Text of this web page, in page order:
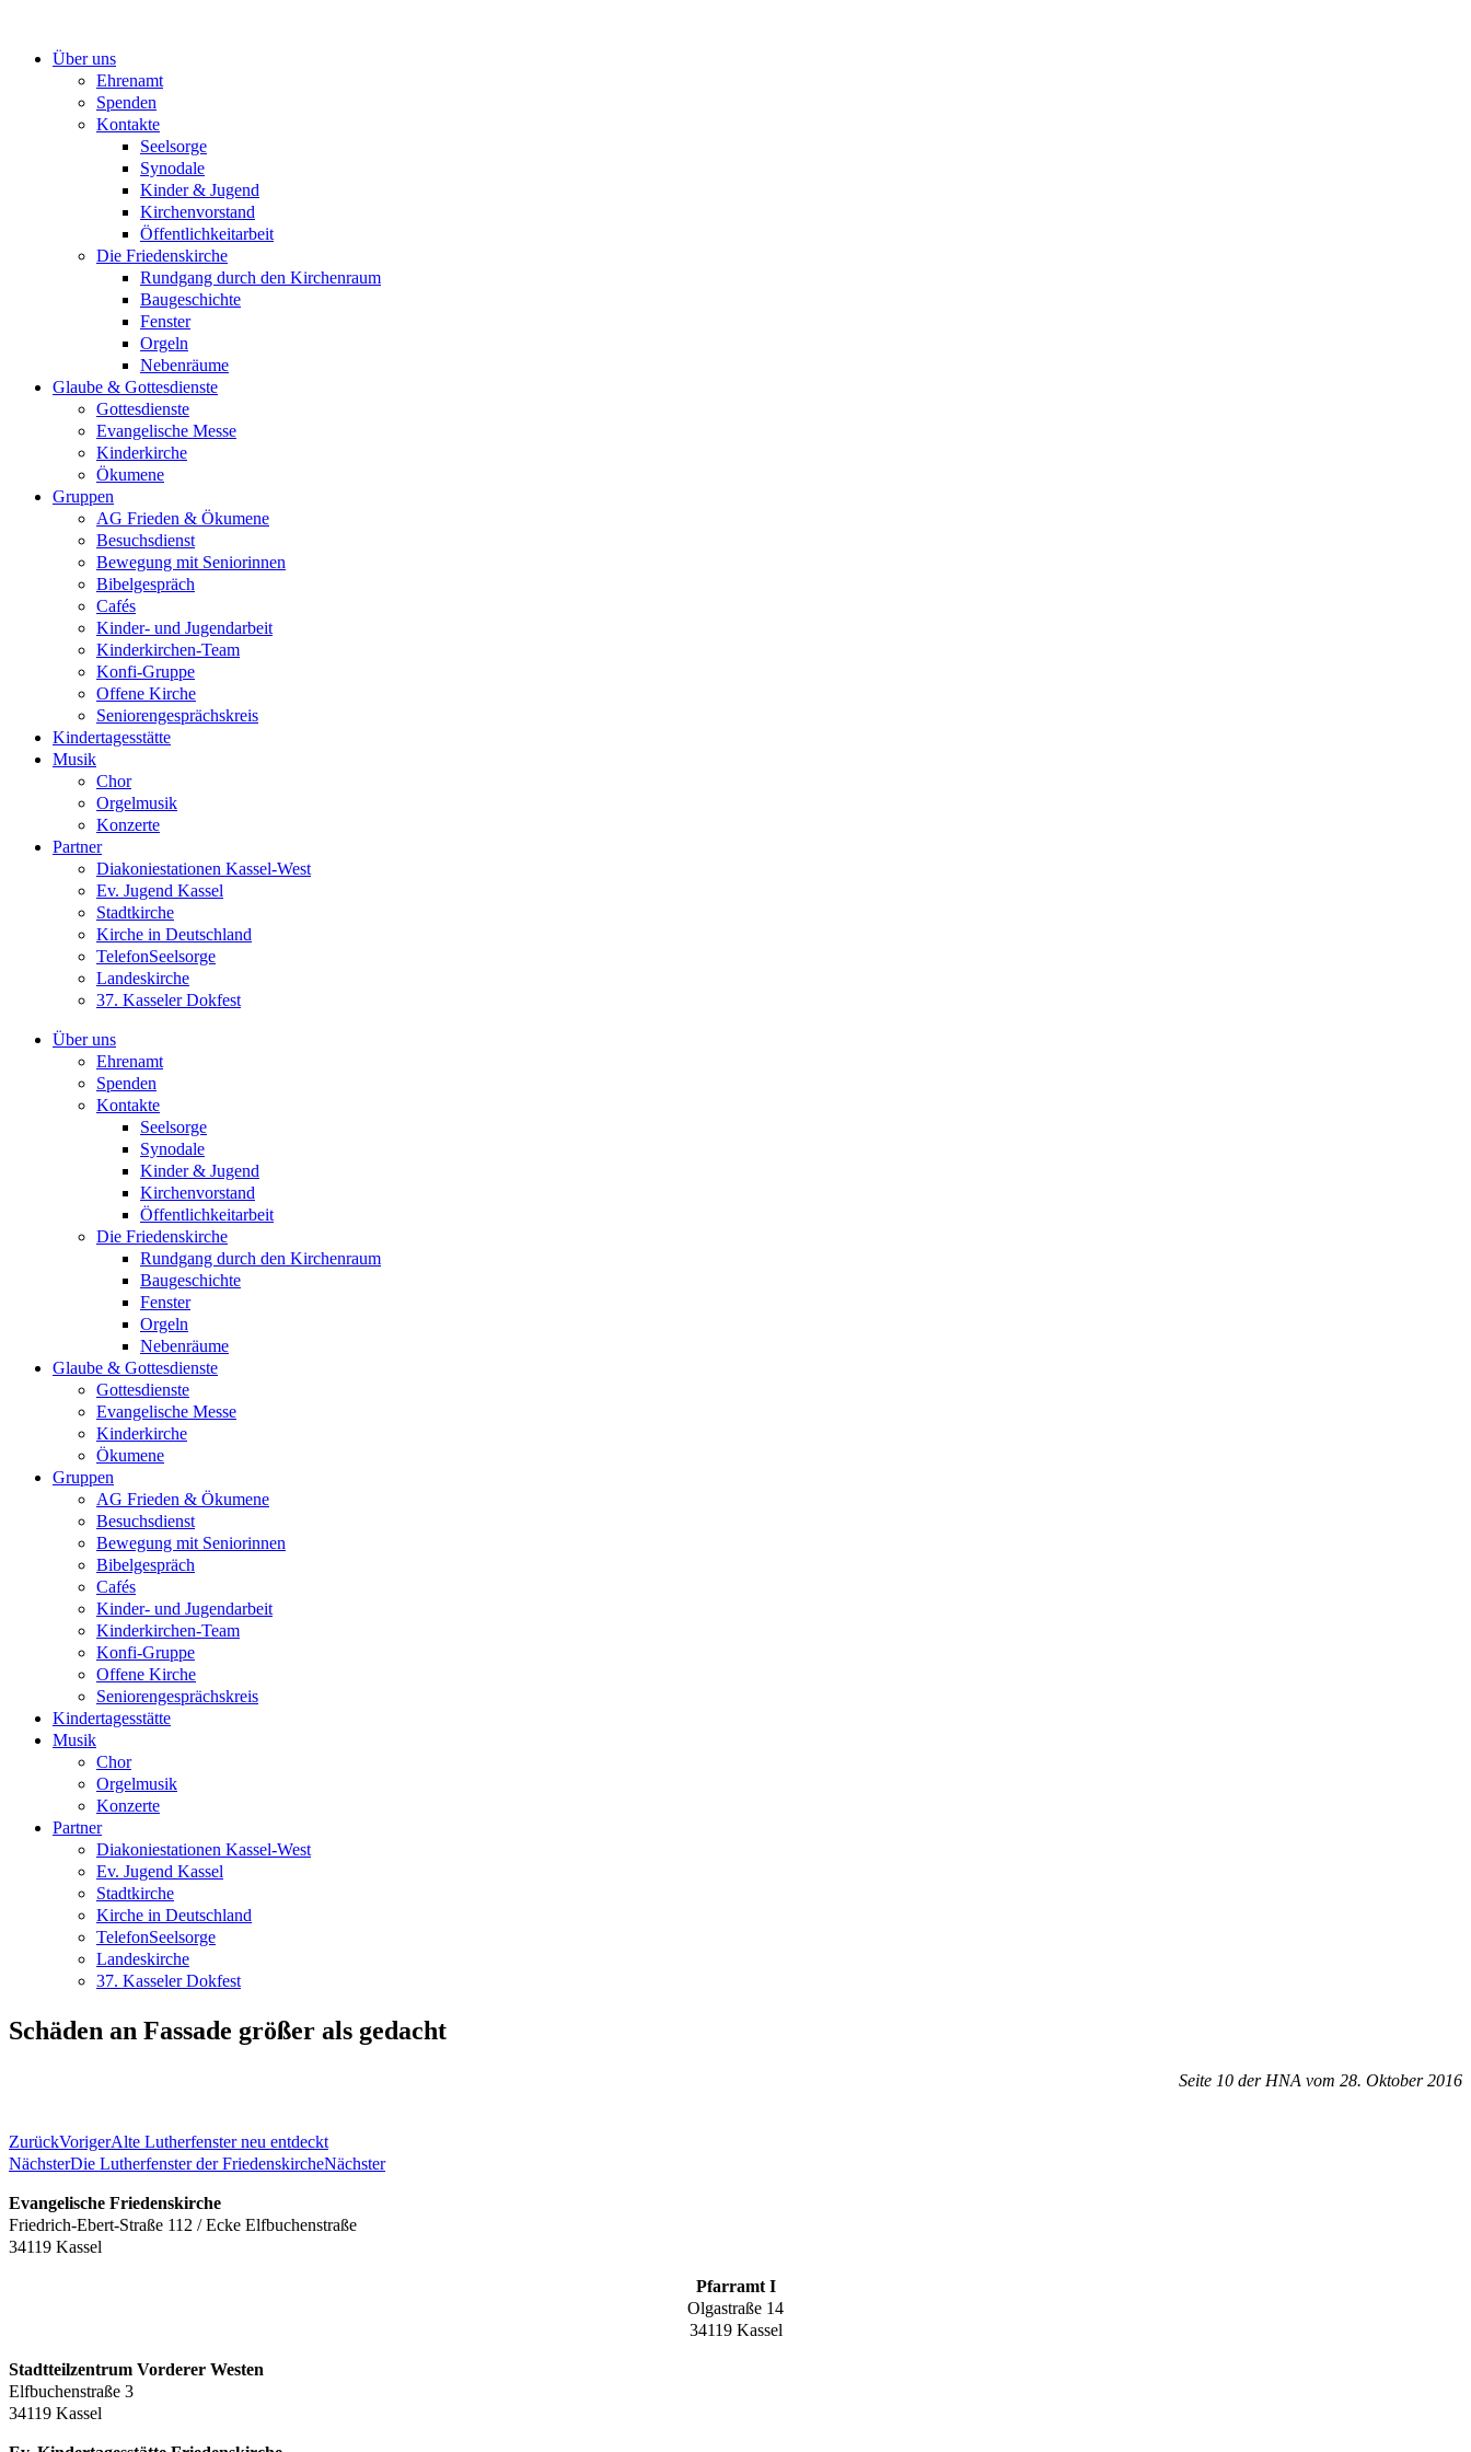
springenÜber uns
Ehrenamt
Spenden
Kontakte
Seelsorge
Synodale
Kinder & Jugend
Kirchenvorstand
Öffentlichkeitarbeit
Die Friedenskirche
Rundgang durch den Kirchenraum
Baugeschichte
Fenster
Orgeln
Nebenräume
Glaube & Gottesdienste
Gottesdienste
Evangelische Messe
Kinderkirche
Ökumene
Gruppen
AG Frieden & Ökumene
Besuchsdienst
Bewegung mit Seniorinnen
Bibelgespräch
Cafés
Kinder- und Jugendarbeit
Kinderkirchen-Team
Konfi-Gruppe
Offene Kirche
Seniorengesprächskreis
Kindertagesstätte
Musik
Chor
Orgelmusik
Konzerte
Partner
Diakoniestationen Kassel-West
Ev. Jugend Kassel
Stadtkirche
Kirche in Deutschland
TelefonSeelsorge
Landeskirche
37. Kasseler Dokfest
Über uns
Ehrenamt
Spenden
Kontakte
Seelsorge
Synodale
Kinder & Jugend
Kirchenvorstand
Öffentlichkeitarbeit
Die Friedenskirche
Rundgang durch den Kirchenraum
Baugeschichte
Fenster
Orgeln
Nebenräume
Glaube & Gottesdienste
Gottesdienste
Evangelische Messe
Kinderkirche
Ökumene
Gruppen
AG Frieden & Ökumene
Besuchsdienst
Bewegung mit Seniorinnen
Bibelgespräch
Cafés
Kinder- und Jugendarbeit
Kinderkirchen-Team
Konfi-Gruppe
Offene Kirche
Seniorengesprächskreis
Kindertagesstätte
Musik
Chor
Orgelmusik
Konzerte
Partner
Diakoniestationen Kassel-West
Ev. Jugend Kassel
Stadtkirche
Kirche in Deutschland
TelefonSeelsorge
Landeskirche
37. Kasseler Dokfest
Schäden an Fassade größer als gedacht
Seite 10 der HNA vom 28. Oktober 2016
ZurückVorigerAlte Lutherfenster neu entdeckt
NächsterDie Lutherfenster der FriedenskircheNächster
Evangelische Friedenskirche
Friedrich-Ebert-Straße 112 / Ecke Elfbuchenstraße
34119 Kassel
Pfarramt I
Olgastraße 14
34119 Kassel
Stadtteilzentrum Vorderer Westen
Elfbuchenstraße 3
34119 Kassel